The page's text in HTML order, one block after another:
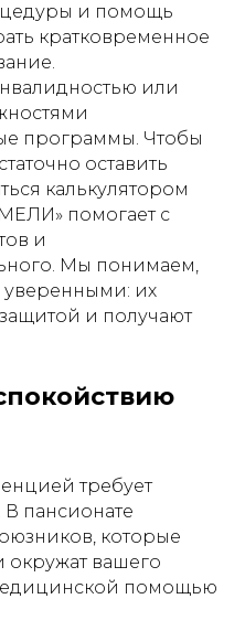
и помощь
кратковременное
или
программы. Чтобы
оставить
калькулятором
помогает с
и
Мы понимаем,
их
и получают
требует
пансионате
которые
окружат вашего
помощью